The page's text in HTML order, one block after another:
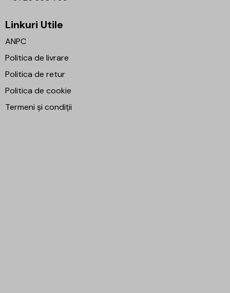
Linkuri Utile
ANPC
Politica de livrare
Politica de retur
Politica de cookie
Termeni și condiții